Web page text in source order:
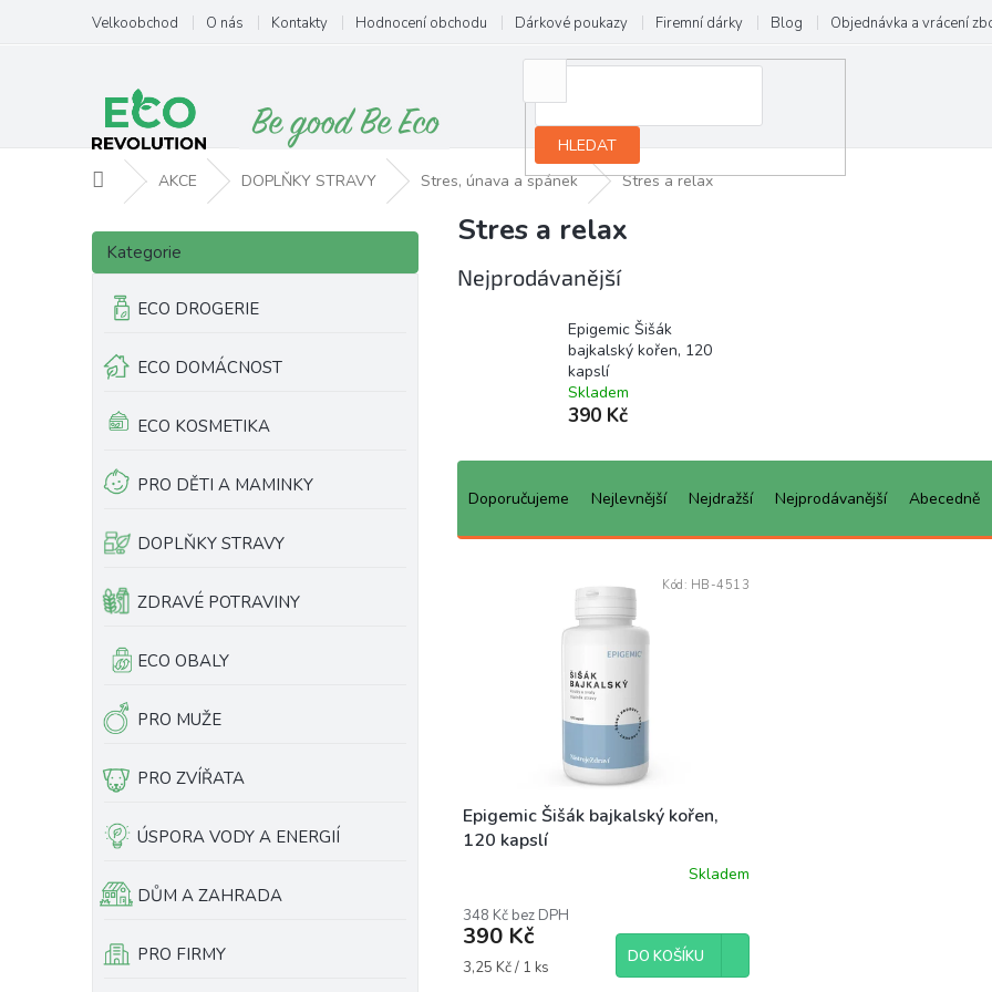
obsah
Velkoobchod O nás Kontakty Hodnocení obchodu Dárkové poukazy Firemní dárky Blog Objednávka a vrácení
HLEDAT
Domů AKCE DOPLŇKY STRAVY Stres, únava a spánek Stres a relax
P
s
n
n
Přeskočit
kategorie
Kategorie
ECO DROGERIE
ECO DOMÁCNOST
ECO KOSMETIKA
PRO DĚTI A MAMINKY
DOPLŇKY STRAVY
ZDRAVÉ POTRAVINY
ECO OBALY
PRO MUŽE
PRO ZVÍŘATA
ÚSPORA VODY A ENERGIÍ
DŮM A ZAHRADA
PRO FIRMY
Stres a relax
Nejprodávanější
Epigemic Šišák
bajkalský kořen, 120
kapslí
Skladem
390 Kč
Ř
e
Doporučujeme Nejlevnější Nejdražší Nejprodávanější Abecedně
k
t
Epigemic Šišák bajkalský kořen,
120 kapslí
Skladem
348 Kč bez DPH
390 Kč
Měrná
3,25 Kč / 1 ks
DO KOŠÍKU
Kód: HB-4513